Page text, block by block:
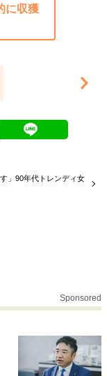
に収獲
」90年代トレンディ女
Sponsored